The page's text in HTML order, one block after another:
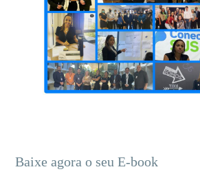
Baixe agora o seu E-book